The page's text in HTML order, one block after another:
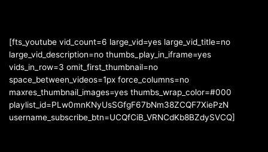
[fts_youtube vid_count=6 large_vid=yes large_vid_title=no
large_vid_description=no thumbs_play_in_iframe=yes
vids_in_row=3 omit_first_thumbnail=no
space_between_videos=1px force_columns=no
maxres_thumbnail_images=yes thumbs_wrap_color=#000
playlist_id=PLw0mnKNyUsSGfgF67bNm38ZCQF7XiePzN
username_subscribe_btn=UCQfCiB_VRNCdKb8BZdySVCQ]